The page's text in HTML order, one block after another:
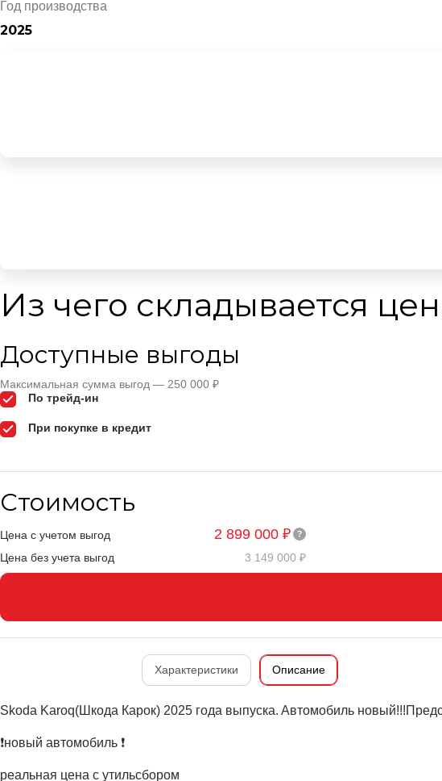
Год производства
2025
Из чего складывается
Доступные выгоды
Максимальная сумма выгод — 250 000 ₽
По трейд-ин
При покупке в кредит
Стоимость
Цена с учетом выгод 2 899 000 ₽
Цена без учета выгод 3 149 000 ₽
Характеристики Описание
Skoda Karoq(Шкода Карок) 2025 гoдa выпускa. Aвтомобиль
❗новый автомобиль ❗
реальная цена с утильсбором